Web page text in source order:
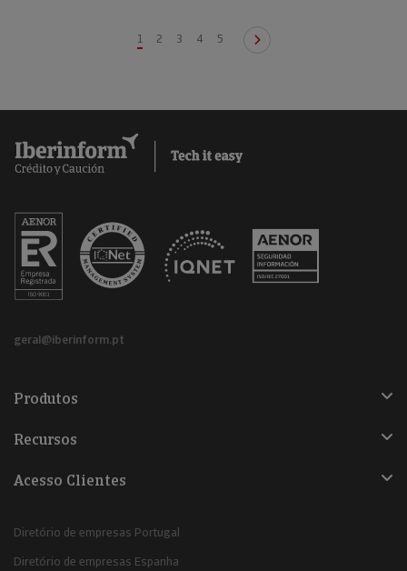
1 2 3 4 5
geral@iberinform.pt
Produtos
Recursos
Acesso Clientes
Diretório de empresas Portugal
Diretório de empresas Espanha